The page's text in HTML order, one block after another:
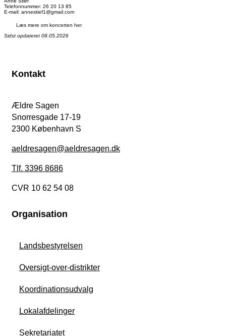
Telefonnummer: 26 20 13 85
E-mail: annestief1@gmail.com
Læs mere om koncerten her
Sidst opdateret 08.05.2026
Kontakt
Ældre Sagen
Snorresgade 17-19
2300 København S
aeldresagen@aeldresagen.dk
Tlf. 3396 8686
CVR 10 62 54 08
Organisation
Landsbestyrelsen
Oversigt-over-distrikter
Koordinationsudvalg
Lokalafdelinger
Sekretariatet